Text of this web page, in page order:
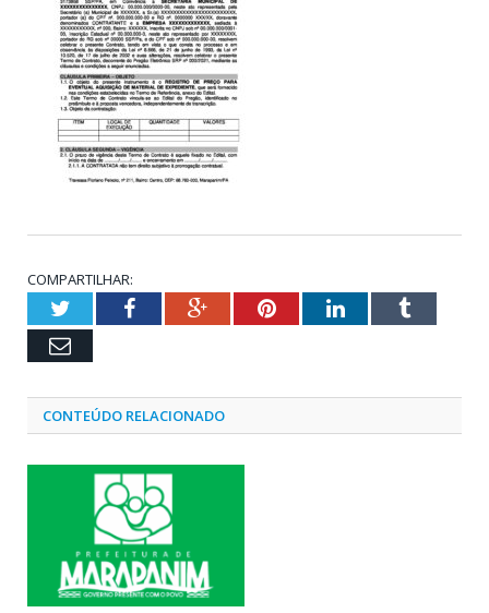
COMPARTILHAR:
TwitterFacebookGoogle+PinterestLinkedInTumblr
Email
CONTEÚDO RELACIONADO